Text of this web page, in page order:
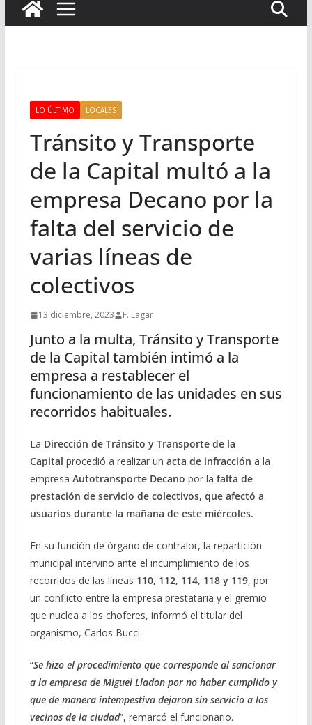
LO ÚLTIMO LOCALES
Tránsito y Transporte
de la Capital multó a la
empresa Decano por la
falta del servicio de
varias líneas de
colectivos
13 diciembre, 2023 F. Lagar
Junto a la multa, Tránsito y Transporte
de la Capital también intimó a la
empresa a restablecer el
funcionamiento de las unidades en sus
recorridos habituales.
La Dirección de Tránsito y Transporte de la
Capital procedió a realizar un acta de infracción a la
empresa Autotransporte Decano por la falta de
prestación de servicio de colectivos, que afectó a
usuarios durante la mañana de este miércoles.
En su función de órgano de contralor, la repartición
municipal intervino ante el incumplimiento de los
recorridos de las líneas 110, 112, 114, 118 y 119, por
un conflicto entre la empresa prestataria y el gremio
que nuclea a los choferes, informó el titular del
organismo, Carlos Bucci.
“Se hizo el procedimiento que corresponde al sancionar
a la empresa de Miguel Lladon por no haber cumplido y
que de manera intempestiva dejaron sin servicio a los
vecinos de la ciudad”, remarcó el funcionario.